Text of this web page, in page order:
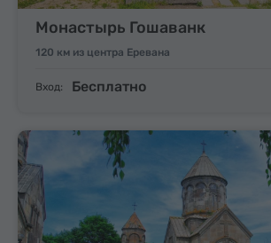
120 км из центра Еревана
Монастырь Гошаванк
Вход: Бесплатно